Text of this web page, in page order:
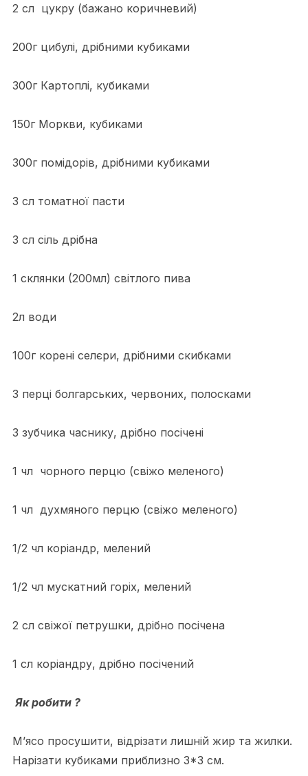
2 сл цукру (бажано коричневий)
200г цибулі, дрібними кубиками
300г Картоплі, кубиками
150г Моркви, кубиками
300г помідорів, дрібними кубиками
3 сл томатної пасти
3 сл сіль дрібна
1 склянки (200мл) світлого пива
2л води
100г корені селєри, дрібними скибками
3 перці болгарських, червоних, полосками
3 зубчика часнику, дрібно посічені
1 чл чорного перцю (свіжо меленого)
1 чл духмяного перцю (свіжо меленого)
1/2 чл коріандр, мелений
1/2 чл мускатний горіх, мелений
2 сл свіжої петрушки, дрібно посічена
1 сл коріандру, дрібно посічений
Як робити ?
М’ясо просушити, відрізати лишній жир та жилки.
Нарізати кубиками приблизно 3*3 см.